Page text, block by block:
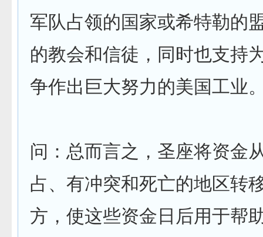
军队占领的国家或希特勒的
的教会和信徒，同时也支持
争作出巨大努力的美国工业
问：总而言之，圣座将资金
占、有冲突和死亡的地区转
方，使这些资金日后用于帮